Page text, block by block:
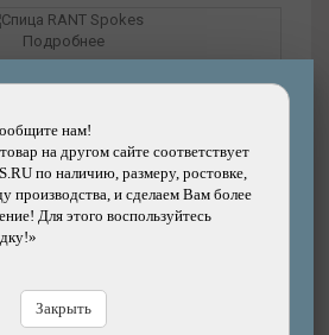
нам!
на другом сайте соответствует
по наличию, размеру, ростовке,
производства, и сделаем Вам более
Для этого воспользуйтесь
Закрыть
Подробнее
Бренд: RANT
100%